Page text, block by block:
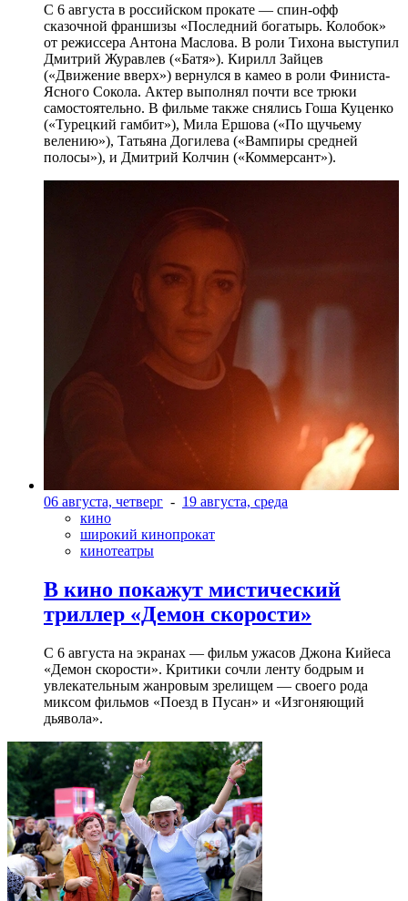
С 6 августа в российском прокате — спин-офф
сказочной франшизы «Последний богатырь. Колобок»
от режиссера Антона Маслова. В роли Тихона выступил
Дмитрий Журавлев («Батя»). Кирилл Зайцев
(«Движение вверх») вернулся в камео в роли Финиста-
Ясного Сокола. Актер выполнял почти все трюки
самостоятельно. В фильме также снялись Гоша Куценко
(«Турецкий гамбит»), Мила Ершова («По щучьему
велению»), Татьяна Догилева («Вампиры средней
полосы»), и Дмитрий Колчин («Коммерсант»).
06 августа, четверг - 19 августа, среда
кино
широкий кинопрокат
кинотеатры
В кино покажут мистический
триллер «Демон скорости»
С 6 августа на экранах — фильм ужасов Джона Кийеса
«Демон скорости». Критики сочли ленту бодрым и
увлекательным жанровым зрелищeм — своего рода
миксом фильмов «Поезд в Пусан» и «Изгоняющий
дьявола».